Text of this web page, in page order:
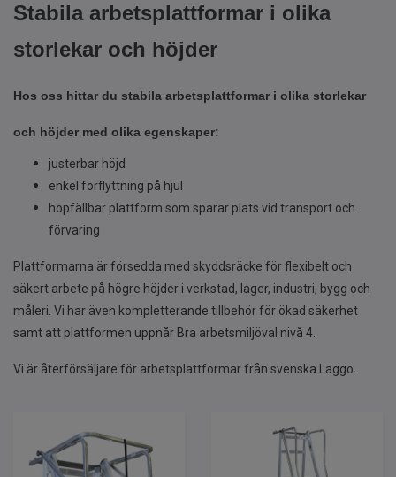
Stabila arbetsplattformar i olika
storlekar och höjder
Hos oss hittar du stabila arbetsplattformar i olika storlekar
och höjder med olika egenskaper:
justerbar höjd
enkel förflyttning på hjul
hopfällbar plattform som sparar plats vid transport och
förvaring
Plattformarna är försedda med skyddsräcke för flexibelt och
säkert arbete på högre höjder i verkstad, lager, industri, bygg och
måleri. Vi har även kompletterande tillbehör för ökad säkerhet
samt att plattformen uppnår Bra arbetsmiljöval nivå 4.
Vi är återförsäljare för arbetsplattformar från svenska Laggo.